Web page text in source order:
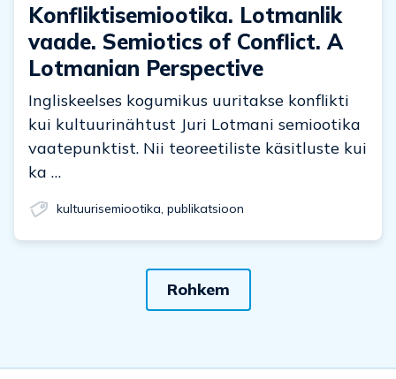
Konfliktisemiootika. Lotmanlik
vaade. Semiotics of Conflict. A
Lotmanian Perspective
Ingliskeelses kogumikus uuritakse konflikti
kui kultuurinähtust Juri Lotmani semiootika
vaatepunktist. Nii teoreetiliste käsitluste kui
ka …
kultuurisemiootika, publikatsioon
Rohkem